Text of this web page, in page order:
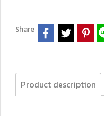
Share
Product description